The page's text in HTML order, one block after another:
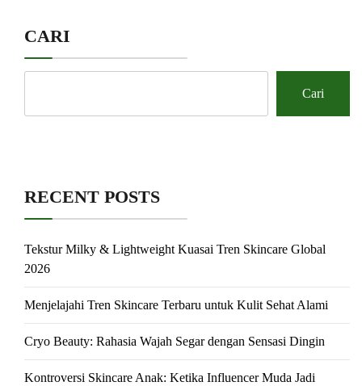
CARI
Cari
RECENT POSTS
Tekstur Milky & Lightweight Kuasai Tren Skincare Global
2026
Menjelajahi Tren Skincare Terbaru untuk Kulit Sehat Alami
Cryo Beauty: Rahasia Wajah Segar dengan Sensasi Dingin
Kontroversi Skincare Anak: Ketika Influencer Muda Jadi